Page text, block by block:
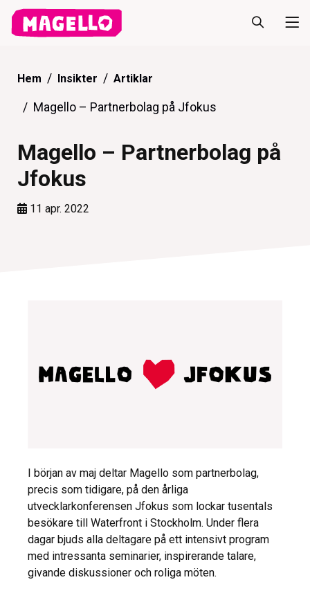
Hem Insikter Artiklar
Magello – Partnerbolag på Jfokus
Magello – Partnerbolag på
Jfokus
11 apr. 2022
I början av maj deltar Magello som partnerbolag,
precis som tidigare, på den årliga
utvecklarkonferensen Jfokus som lockar tusentals
besökare till Waterfront i Stockholm. Under flera
dagar bjuds alla deltagare på ett intensivt program
med intressanta seminarier, inspirerande talare,
givande diskussioner och roliga möten.